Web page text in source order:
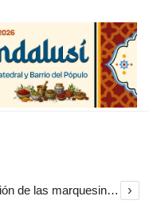
El Ayuntamiento inicia la restauración de las marquesinas de Plaza Esteve para volver a instalarlas en el centro de Jerez ›